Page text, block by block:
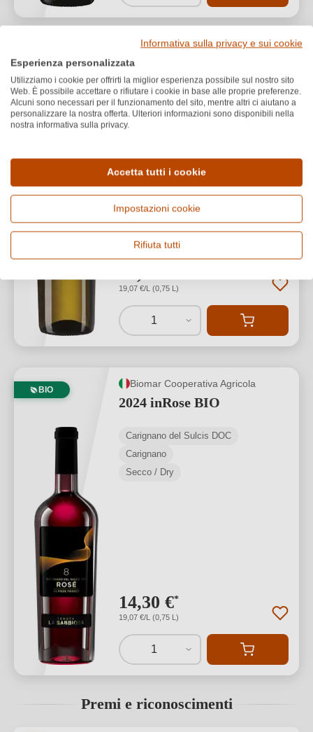
BIO
2025 Vermentino di
Sardegna DOC BIO
Vermentino di Sardegna DOC
Secco / Dry
19,07 €/L (0,75 L)
1
BIO
Biomar Cooperativa Agricola
2024 inRose BIO
Carignano del Sulcis DOC
Carignano
Secco / Dry
14,30 €*
19,07 €/L (0,75 L)
1
Premi e riconoscimenti
Informativa sulla privacy e sui cookie
Esperienza personalizzata
Utilizziamo i cookie per offrirti la miglior esperienza possibile sul nostro sito
Web. È possibile accettare o rifiutare i cookie in base alle proprie preferenze.
Alcuni sono necessari per il funzionamento del sito, mentre altri ci aiutano a
personalizzare la nostra offerta. Ulteriori informazioni sono disponibili nella
nostra informativa sulla privacy.
Accetta tutti i cookie
Impostazioni cookie
Rifiuta tutti